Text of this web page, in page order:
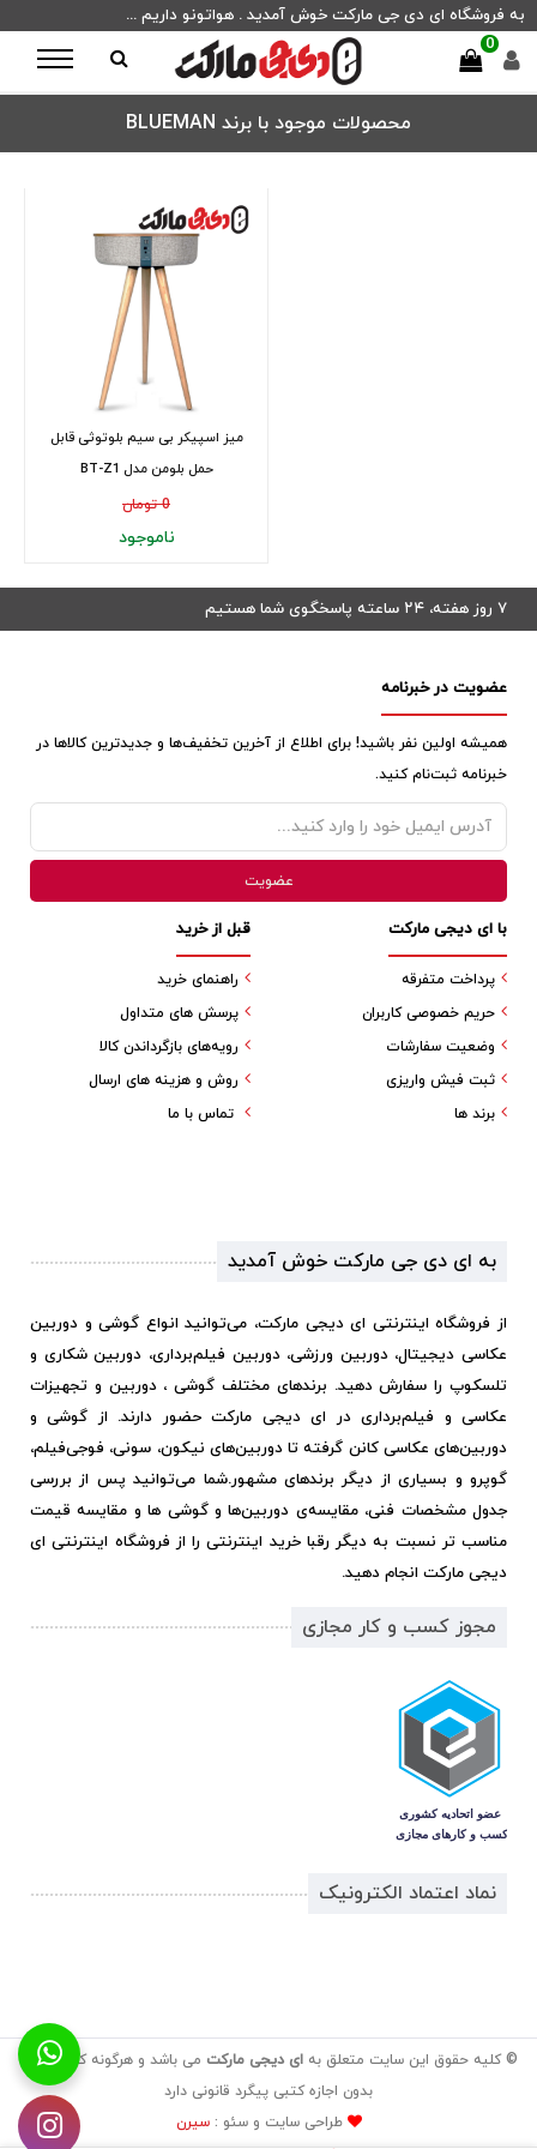
به فروشگاه ای دی جی مارکت خوش آمدید . هواتونو داریم ...
0
محصولات موجود با برند BLUEMAN
میز اسپیکر بی سیم بلوتوثی قابل
حمل بلومن مدل BT-Z1
0 تومان
ناموجود
۷ روز هفته، ۲۴ ساعته پاسخگوی شما هستیم
عضویت در خبرنامه
همیشه اولین نفر باشید! برای اطلاع از آخرین تخفیف‌ها و جدیدترین کالاها در
خبرنامه ثبت‌نام کنید.
قبل از خرید
راهنمای خرید
پرسش های متداول
رویه‌های بازگرداندن کالا
روش و هزینه های ارسال
تماس با ما
با ای دیجی مارکت
پرداخت متفرقه
حریم خصوصی کاربران
وضعیت سفارشات
ثبت فیش واریزی
برند ها
به ای دی جی مارکت خوش آمدید
از فروشگاه اینترنتی ای دیجی مارکت، می‌توانید انواع گوشی و دوربین
عکاسی دیجیتال، دوربین ورزشی، دوربین فیلم‌برداری، دوربین شکاری و
تلسکوپ را سفارش دهید. برندهای مختلف گوشی ، دوربین و تجهیزات
عکاسی و فیلم‌برداری در ای دیجی مارکت حضور دارند. از گوشی و
دوربین‌های عکاسی کانن گرفته تا دوربین‌های نیکون، سونی، فوجی‌فیلم،
گوپرو و بسیاری از دیگر برندهای مشهور.شما می‌توانید پس از بررسی
جدول مشخصات فنی، مقایسه‌ی دوربین‌ها و گوشی ها و مقایسه قیمت
مناسب تر نسبت به دیگر رقبا خرید اینترنتی را از فروشگاه اینترنتی ای
دیجی مارکت انجام دهید.
مجوز کسب و کار مجازی
نماد اعتماد الکترونیک
© کلیه حقوق این سایت متعلق به ای دیجی مارکت می باشد و هرگونه کپی برداری
بدون اجازه کتبی پیگرد قانونی دارد
طراحی سایت و سئو :سیرن